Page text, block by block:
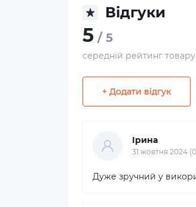
Відгуки
5 / 5
середній рейтинг товару
+ Додати відгук
Ірина
31 жовтня 2024
Дуже зручний у